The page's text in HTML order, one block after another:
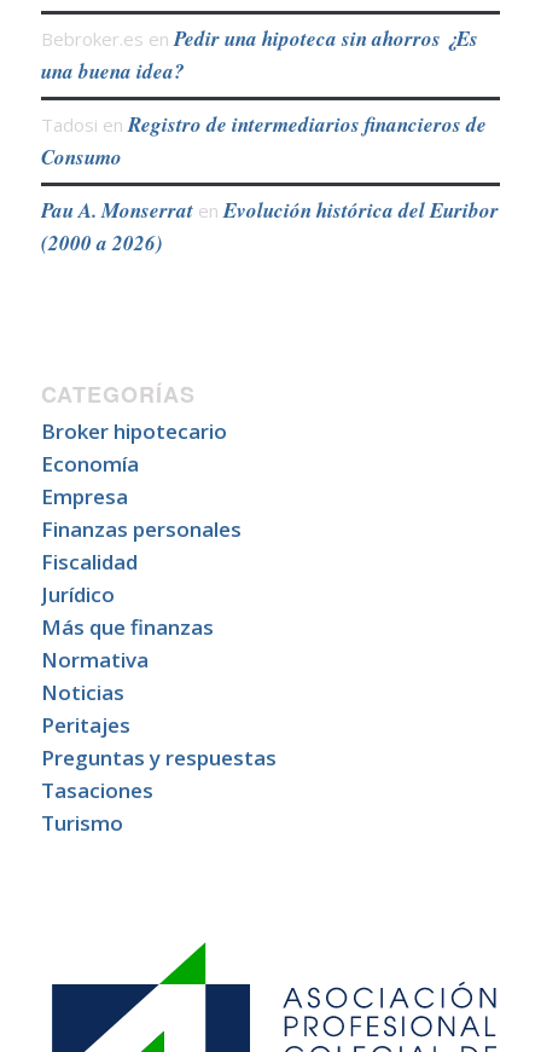
Bebroker.es en Pedir una hipoteca sin ahorros ¿Es
una buena idea?
Tadosi en Registro de intermediarios financieros de
Consumo
Pau A. Monserraten Evolución histórica del Euribor
(2000 a 2026)
CATEGORÍAS
Broker hipotecario
Economía
Empresa
Finanzas personales
Fiscalidad
Jurídico
Más que finanzas
Normativa
Noticias
Peritajes
Preguntas y respuestas
Tasaciones
Turismo